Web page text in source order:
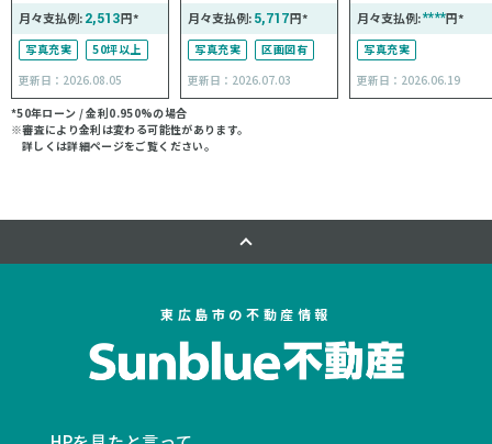
月々支払例:2,513円*
写真充実
50坪以上
更新日：2026.08.05
月々支払例:5,717円*
写真充実
区画図有
更新日：2026.07.03
月々支払例:****円*
写真充実
更新日：2026.06.19
*50年ローン / 金利0.950%の場合
※審査により金利は変わる可能性があります。
詳しくは詳細ページをご覧ください。
東広島市の不動産情報